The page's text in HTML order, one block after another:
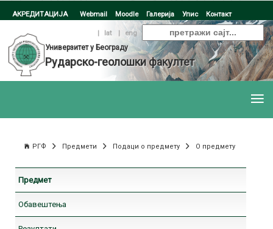
АКРЕДИТАЦИЈА Webmail Moodle Галерија Упис Контакт
| lat |
eng
Универзитет у Београду
Рударско-геолошки факултет
РГФ Предмети Подаци о предмету О предмету
Предмет
Обавештења